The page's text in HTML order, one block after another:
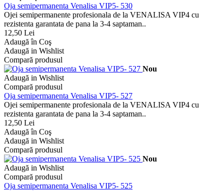
Oja semipermanenta Venalisa VIP5- 530
Ojei semipermanente profesionala de la VENALISA VIP4 cu
rezistenta garantata de pana la 3-4 saptaman..
12,50 Lei
Adaugă în Coş
Adaugă in Wishlist
Compară produsul
Nou
Adaugă in Wishlist
Compară produsul
Oja semipermanenta Venalisa VIP5- 527
Ojei semipermanente profesionala de la VENALISA VIP4 cu
rezistenta garantata de pana la 3-4 saptaman..
12,50 Lei
Adaugă în Coş
Adaugă in Wishlist
Compară produsul
Nou
Adaugă in Wishlist
Compară produsul
Oja semipermanenta Venalisa VIP5- 525